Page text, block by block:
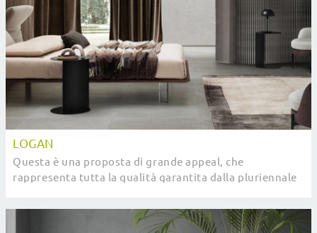
LOGAN
Questa è una proposta di grande appeal, che
rappresenta tutta la qualità garantita dalla pluriennale